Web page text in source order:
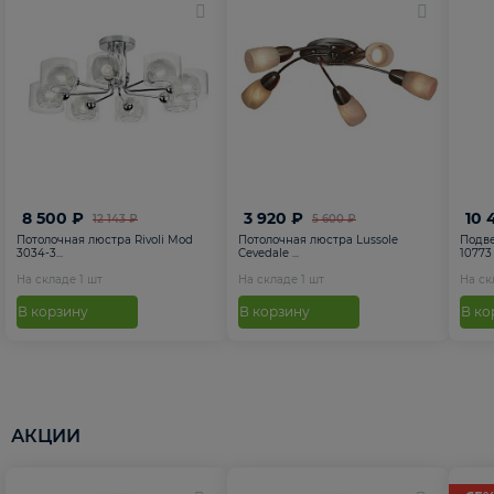
12 143 ₽
8 500 ₽
Потолочная люстра Rivoli Mod
3034-3...
На складе 1 шт
В корзину
5 600 ₽
3 920 ₽
Потолочная люстра Lussole
Cevedale ...
На складе 1 шт
В корзину
10
10773
На
В
АКЦИИ